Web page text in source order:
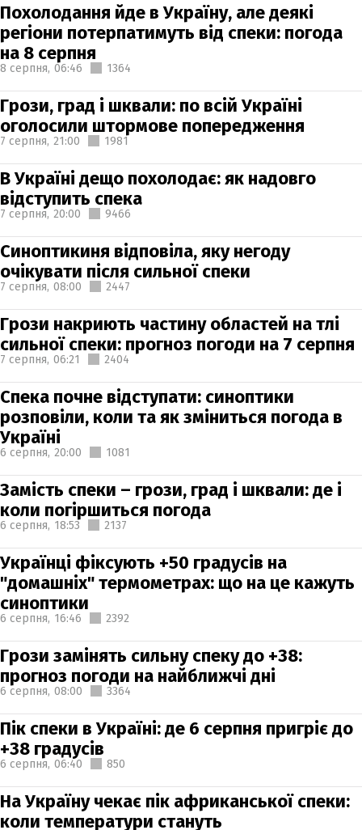
Похолодання йде в Україну, але деякі
регіони потерпатимуть від спеки: погода
на 8 серпня
8 серпня, 06:46 1364
Грози, град і шквали: по всій Україні
оголосили штормове попередження
7 серпня, 21:00 1981
В Україні дещо похолодає: як надовго
відступить спека
7 серпня, 20:00 9466
Синоптикиня відповіла, яку негоду
очікувати після сильної спеки
7 серпня, 08:00 2447
Грози накриють частину областей на тлі
сильної спеки: прогноз погоди на 7 серпня
7 серпня, 06:21 2404
Спека почне відступати: синоптики
розповіли, коли та як зміниться погода в
Україні
6 серпня, 20:00 1081
Замість спеки – грози, град і шквали: де і
коли погіршиться погода
6 серпня, 18:53 2137
Українці фіксують +50 градусів на
"домашніх" термометрах: що на це кажуть
синоптики
6 серпня, 16:46 2392
Грози замінять сильну спеку до +38:
прогноз погоди на найближчі дні
6 серпня, 08:00 3364
Пік спеки в Україні: де 6 серпня пригріє до
+38 градусів
6 серпня, 06:40 850
На Україну чекає пік африканської спеки:
коли температури стануть